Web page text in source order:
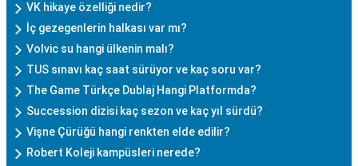
VK hikaye özelliği nedir?
İç gezegenlerin halkası var mı?
Volvic su hangi ülkenin malı?
TUS sınavı kaç saat sürüyor ve kaç soru var?
The Game Türkçe Dublaj Hangi Platformda?
Succession dizisi kaç sezon ve kaç yıl sürdü?
Vişne Çürüğü hangi renkten elde edilir?
Robert Koleji kampüsleri nerede?